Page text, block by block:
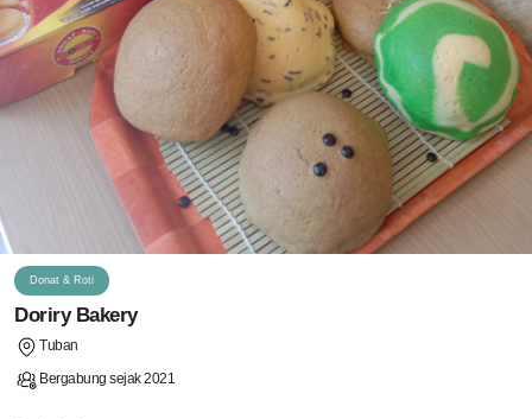
Donat & Roti
Doriry Bakery
Tuban
Bergabung sejak 2021